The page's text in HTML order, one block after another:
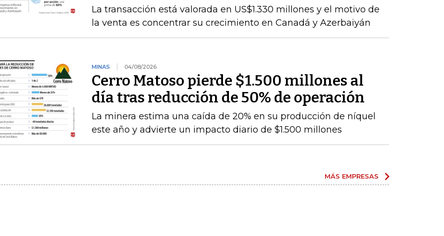
La transacción está valorada en US$1.330 millones y el motivo de
la venta es concentrar su crecimiento en Canadá y Azerbaiyán
MINAS 04/08/2026
Cerro Matoso pierde $1.500 millones al
día tras reducción de 50% de operación
La minera estima una caída de 20% en su producción de níquel
este año y advierte un impacto diario de $1.500 millones
MÁS EMPRESAS